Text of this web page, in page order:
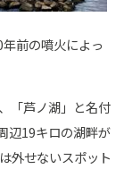
前の噴火によっ
「芦ノ湖」と名付
辺19キロの湖畔が
外せないスポット